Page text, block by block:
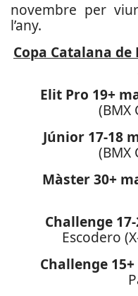
novembre per
l’any.
Copa Catalana
Elit Pro 19+
(BMX
Júnior 17-18
(BMX
Màster 30+
Challenge
Escodero
Challenge